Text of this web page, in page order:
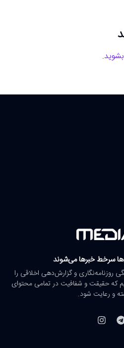
.
سرخط خبرها می‌شوند
روزنامه‌نگاری و گزارش‌دهی اخلاقی را
که حقیقت و شفافیت در تمامی محتوای
و رعایت شود.